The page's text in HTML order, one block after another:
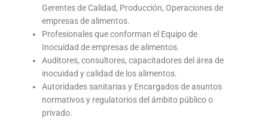
Gerentes de Calidad, Producción, Operaciones de
empresas de alimentos.
Profesionales que conforman el Equipo de
Inocuidad de empresas de alimentos.
Auditores, consultores, capacitadores del área de
inocuidad y calidad de los alimentos.
Autoridades sanitarias y Encargados de asuntos
normativos y regulatorios del ámbito público o
privado.